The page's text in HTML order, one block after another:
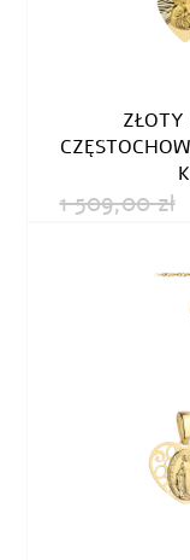
1 509,00 zł